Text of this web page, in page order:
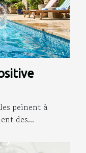
peinent à
des...